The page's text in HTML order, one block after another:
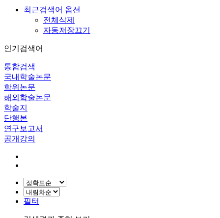
최근검색어 옵션
전체삭제
자동저장끄기
인기검색어
통합검색
국내학술논문
학위논문
해외학술논문
학술지
단행본
연구보고서
공개강의
필터